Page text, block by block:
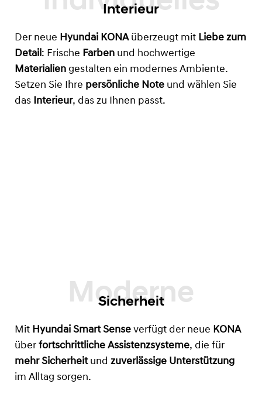
Interieur
Der neue Hyundai KONAüberzeugt mit Liebe zum
Detail: Frische Farben und hochwertige
Materialien gestalten ein modernes Ambiente.
Setzen Sie Ihre persönliche Note und wählen Sie
das Interieur, das zu Ihnen passt.
Sicherheit
Mit Hyundai Smart Sense verfügt der neue KONA
über fortschrittliche Assistenzsysteme, die für
mehr Sicherheitund zuverlässige Unterstützung
im Alltag sorgen.